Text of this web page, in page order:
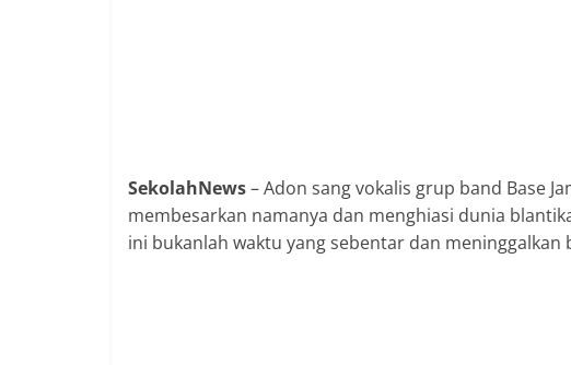
SekolahNews– Adon sang vokalis grup band Base
membesarkan namanya dan menghiasi dunia
ini bukanlah waktu yang sebentar dan meninggalkan